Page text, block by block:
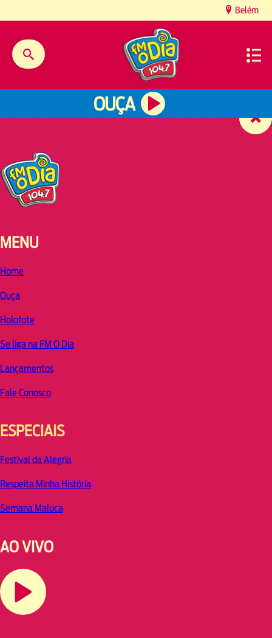
Belém
OUÇA
MENU
Home
Ouça
Holofote
Se liga na FM O Dia
Lançamentos
Fale Conosco
ESPECIAIS
Festival da Alegria
Respeita Minha História
Semana Maluca
AO VIVO